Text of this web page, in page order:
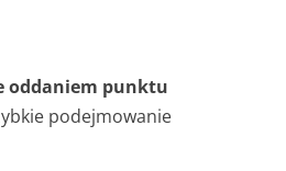
oddaniem punktu
podejmowanie